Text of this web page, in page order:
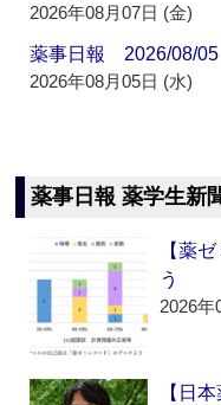
2026年08月07日 (金)
薬事日報 2026/08/05
2026年08月05日 (水)
薬事日報 薬学生新
【薬
う
2026年
【日